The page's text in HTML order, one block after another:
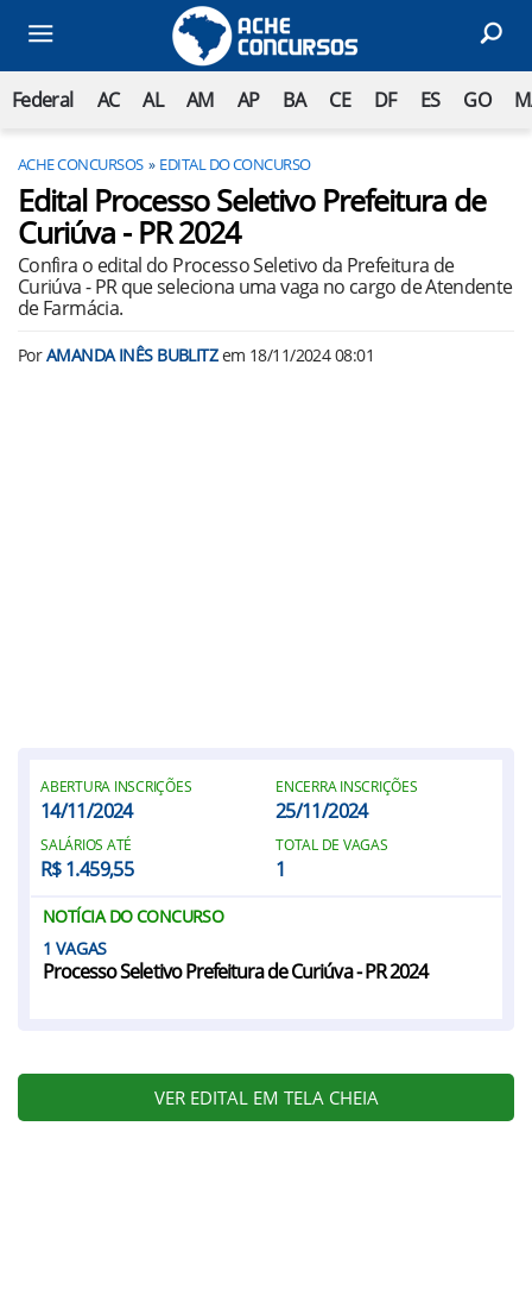
Federal AC AL AM AP BA CE DF ES GO
ACHE CONCURSOS EDITAL DO CONCURSO
Edital Processo Seletivo Prefeitura de
Curiúva - PR 2024
Confira o edital do Processo Seletivo da Prefeitura de
Curiúva - PR que seleciona uma vaga no cargo de Atendente
de Farmácia.
PorAMANDA INÊS BUBLITZem 18/11/2024 08:01
ABERTURA INSCRIÇÕES
14/11/2024
ENCERRA INSCRIÇÕES
25/11/2024
SALÁRIOS ATÉ
R$ 1.459,55
TOTAL DE VAGAS
1
NOTÍCIA DO CONCURSO
1
Processo Seletivo Prefeitura de Curiúva - PR 2024
VER EDITAL EM TELA CHEIA